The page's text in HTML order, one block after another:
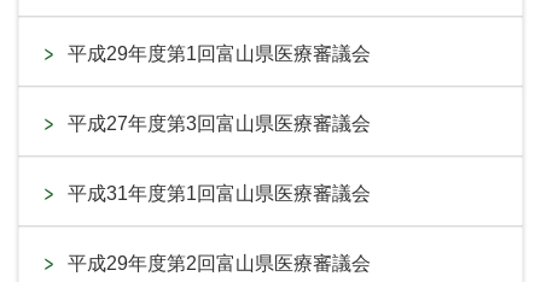
平成29年度第1回富山県医療審議会
平成27年度第3回富山県医療審議会
平成31年度第1回富山県医療審議会
平成29年度第2回富山県医療審議会